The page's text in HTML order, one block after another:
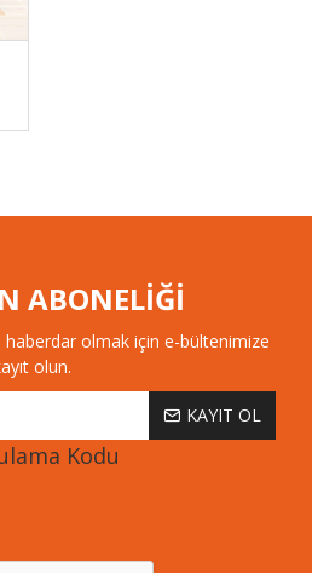
ABONELİĞİ
olmak için e-bültenimize
olun.
KAYIT OL
Kodu